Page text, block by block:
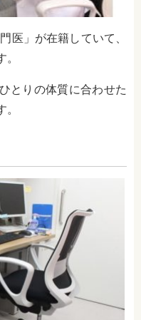
医」が在籍していて、
とりの体質に合わせた